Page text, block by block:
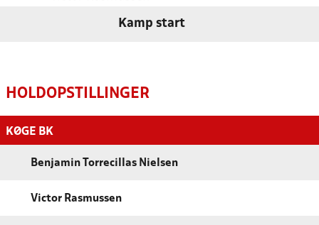
Kamp start
HOLDOPSTILLINGER
KØGE BK
Benjamin Torrecillas Nielsen
Victor Rasmussen